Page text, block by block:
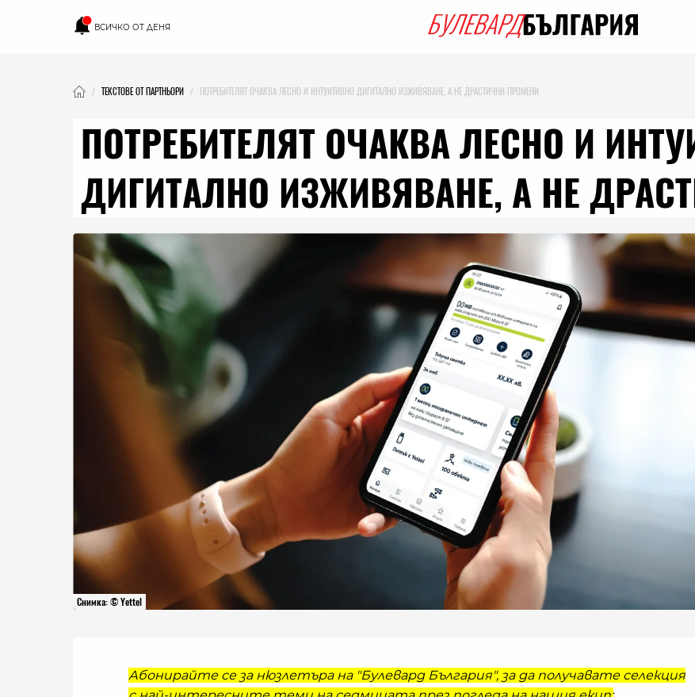
ВСИЧКО ОТ ДЕНЯ
ТЕКСТОВЕ ОТ ПАРТНЬОРИ ПОТРЕБИТЕЛЯТ ОЧАКВА ЛЕСНО И ИНТУИТИВНО ДИГИТАЛНО ИЗЖИВЯВАНЕ, А НЕ ДРАСТИЧНИ ПРОМЕНИ
ПОТРЕБИТЕЛЯТ ОЧАКВА ЛЕСНО И
ДИГИТАЛНО ИЗЖИВЯВАНЕ, А НЕ
Снимка: © Yettel
Абонирайте се за нюзлетъра на "Булевард България", за да получавате селекция